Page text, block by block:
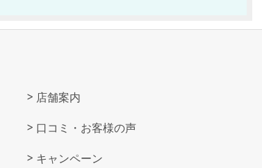
店舗案内
口コミ・お客様の声
キャンペーン